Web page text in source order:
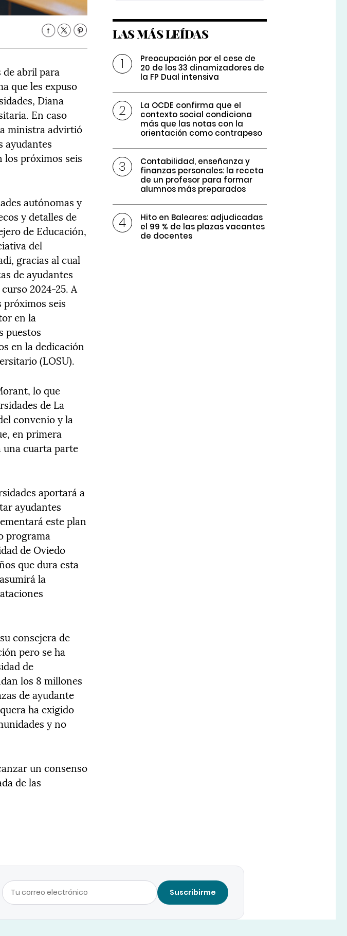
abril para
que les expuso
Diana
En caso
ministra advirtió
ayudantes
los próximos seis
autónomas y
y detalles de
de Educación,
del
gracias al cual
de ayudantes
2024-25. A
próximos seis
en la
puestos
en la dedicación
(LOSU).
lo que
de La
convenio y la
en primera
cuarta parte
aportará a
ayudantes
este plan
programa
de Oviedo
que dura esta
la
consejera de
pero se ha
de
los 8 millones
de ayudante
ha exigido
y no
un consenso
de las
LAS MÁS LEÍDAS
Preocupación por el cese de
20 de los 33 dinamizadores de
la FP Dual intensiva
La OCDE confirma que el
contexto social condiciona
más que las notas con la
orientación como contrapeso
Contabilidad, enseñanza y
finanzas personales: la receta
de un profesor para formar
alumnos más preparados
Hito en Baleares: adjudicadas
el 99 % de las plazas vacantes
de docentes
Suscribirme